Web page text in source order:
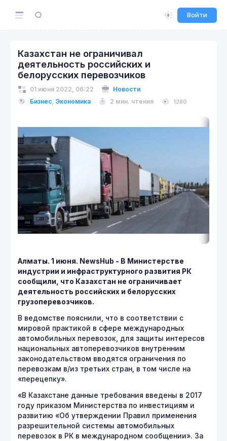
Войти
Казахстан не ограничивал
деятельность российских и
белорусских перевозчиков
01 июня 2022, 06:22
Новости
Бизнес, Экономика 2 мин. чтения 1280
Алматы. 1 июня. NewsHub - В Министерстве
индустрии и инфраструктурного развития РК
сообщили, что Казахстан не ограничивает
деятельность российских и белорусских
грузоперевозчиков.
В ведомстве пояснили, что в соответствии с
мировой практикой в сфере международных
автомобильных перевозок, для защиты интересов
национальных автоперевозчиков внутренним
законодательством вводятся ограничения по
перевозкам в/из третьих стран, в том числе на
«перецепку».
«В Казахстане данные требования введены в 2017
году приказом Министерства по инвестициям и
развитию «Об утверждении Правил применения
разрешительной системы автомобильных
перевозок в РК в международном сообщении». За